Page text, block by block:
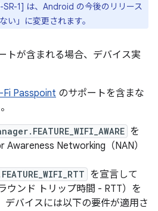
SR-1] は、Android の今後のリリース
い」に変更されます。
トが含まれる場合、デバイス実
Fi Passpoint のサポートを含まな
を
Awareness Networking（NAN）
を宣言して
ウンド トリップ時間 - RTT）を
デバイスには以下の要件が適用さ